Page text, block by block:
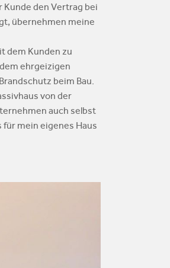
Kunde den Vertrag bei
übernehmen meine
dem Kunden zu
ehrgeizigen
beim Bau.
von der
auch selbst
mein eigenes Haus